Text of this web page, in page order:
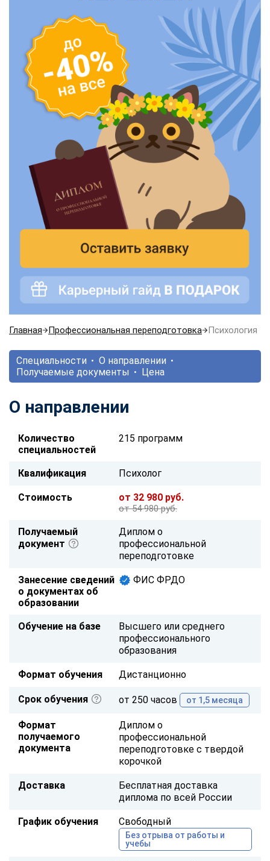
Главная Профессиональная переподготовка Психология
Специальности
О направлении
Получаемые документы
Цена
О направлении
Количество
специальностей
215 программ
Квалификация Психолог
Стоимость от 32 980 руб.
от 54 980 руб.
Получаемый
документ
Диплом о
профессиональной
переподготовке
Занесение сведений
о документах об
образовании
ФИС ФРДО
Обучение на базе
Высшего или среднего
профессионального
образования
Формат обучения Дистанционно
Срок обучения от 250 часов от 1,5 месяца
Формат
получаемого
документа
Диплом о
профессиональной
переподготовке с твердой
корочкой
Доставка
Бесплатная доставка
диплома по всей России
График обучения Свободный
Без отрыва от работы и
учебы